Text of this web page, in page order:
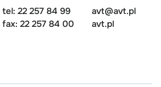
tel: 22 257 84 99
fax: 22 257 84 00
avt@avt.pl
avt.pl